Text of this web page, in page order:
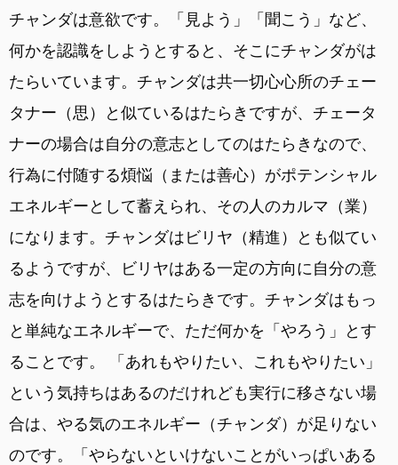
チャンダは意欲です。「見よう」「聞こう」など、
何かを認識をしようとすると、そこにチャンダがは
たらいています。チャンダは共一切心心所のチェー
タナー（思）と似ているはたらきですが、チェータ
ナーの場合は自分の意志としてのはたらきなので、
行為に付随する煩悩（または善心）がポテンシャル
エネルギーとして蓄えられ、その人のカルマ（業）
になります。チャンダはビリヤ（精進）とも似てい
るようですが、ビリヤはある一定の方向に自分の意
志を向けようとするはたらきです。チャンダはもっ
と単純なエネルギーで、ただ何かを「やろう」とす
ることです。 「あれもやりたい、これもやりたい」
という気持ちはあるのだけれども実行に移さない場
合は、やる気のエネルギー（チャンダ）が足りない
のです。「やらないといけないことがいっぱいある